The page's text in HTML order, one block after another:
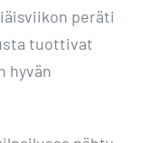
peräti
tuottivat
hyvän